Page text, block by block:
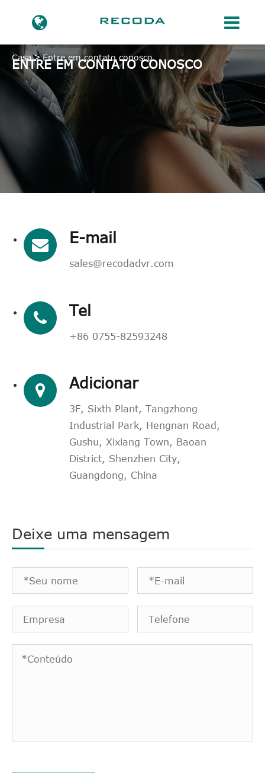
Casa Entre em contato conosco
ENTRE EM CONTATO CONOSCO
E-mail
sales@recodadvr.com
Tel
+86 0755-82593248
Adicionar
3F, Sixth Plant, Tangzhong
Industrial Park, Hengnan Road,
Gushu, Xixiang Town, Baoan
District, Shenzhen City,
Guangdong, China
Deixe uma mensagem